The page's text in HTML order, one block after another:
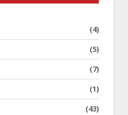
(4)
(5)
(7)
(1)
(43)